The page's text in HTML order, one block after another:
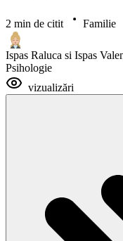
2 min de citit Familie
Ispas Raluca si Ispas
Psihologie
vizualizări